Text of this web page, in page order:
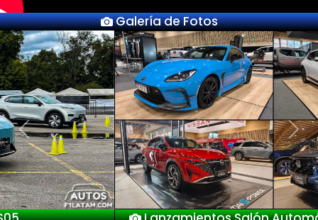
Galería de Fotos
Previous Next